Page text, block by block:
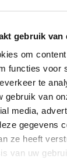
gebruik van
om
functies voor
te
gebruik van
media,
gegevens
ze heeft
van uw
een voormalig
plaats aan
9 en het
huurt, wordt
Het huis
12 5
Frankrijk